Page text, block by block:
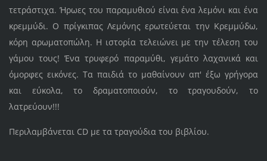
τετράστιχα. Ήρωες του παραμυθιού είναι ένα λεμόνι και ένα
κρεμμύδι. Ο πρίγκιπας Λεμόνης ερωτεύεται την Κρεμμύδω,
κόρη αρωματοπώλη. Η ιστορία τελειώνει με την τέλεση του
γάμου τους! Ένα τρυφερό παραμύθι, γεμάτο λαχανικά και
όμορφες εικόνες. Τα παιδιά το μαθαίνουν απ' έξω γρήγορα
και εύκολα, το δραματοποιούν, το τραγουδούν, το
λατρεύουν!!!
Περιλαμβάνεται CD με τα τραγούδια του βιβλίου.